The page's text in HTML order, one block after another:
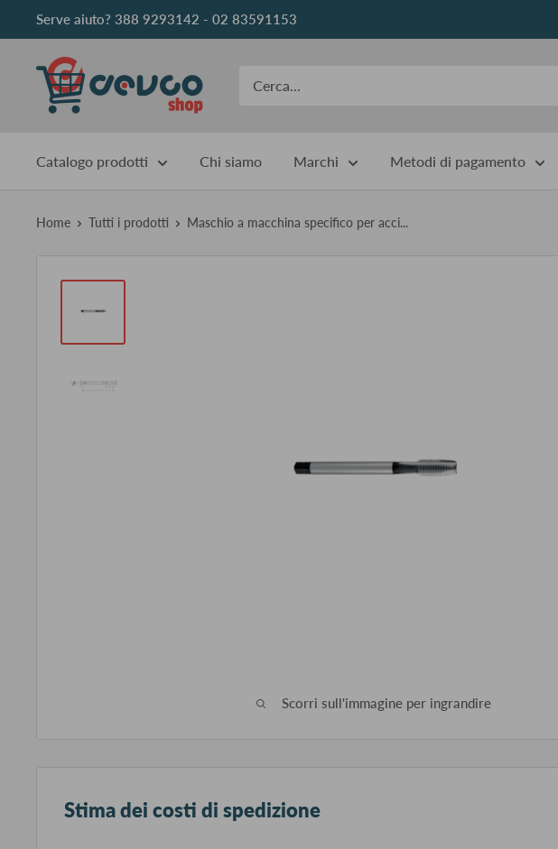
al
contenuto
Serve aiuto? 388 9293142 - 02 83591153
DEVCOshop
Catalogo prodotti Chi siamo Marchi Metodi di pagamento
Home Tutti i prodotti Maschio a macchina specifico per acci...
Scorri sull'immagine per ingrandire
Stima dei costi di spedizione